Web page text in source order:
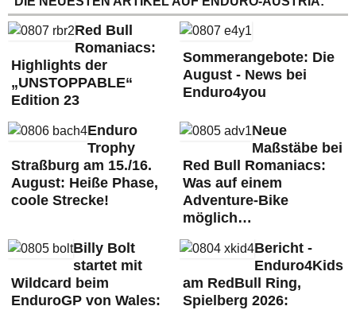
Red Bull
Romaniacs:
Highlights der
„UNSTOPPABLE“
Edition 23
Sommerangebote: Die
August - News bei
Enduro4you
Enduro
Trophy
Straßburg am 15./16.
August: Heiße Phase,
coole Strecke!
Neue
Maßstäbe bei
Red Bull Romaniacs:
Was auf einem
Adventure-Bike
möglich…
Billy Bolt
startet mit
Wildcard beim
EnduroGP von Wales:
Bericht -
Enduro4Kids
am RedBull Ring,
Spielberg 2026: